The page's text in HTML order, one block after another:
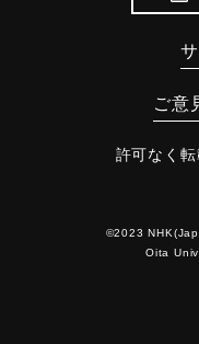
ご意
許可なく転
©2023
Oita